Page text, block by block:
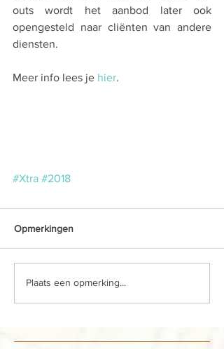
outs wordt het aanbod later ook
opengesteld naar cliënten van andere
diensten.
Meer info lees je hier.
#Xtra #2018
Opmerkingen
Plaats een opmerking...